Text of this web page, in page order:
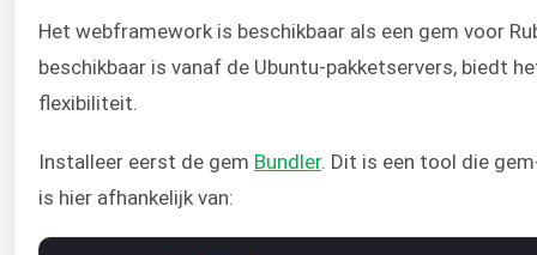
Het webframework is beschikbaar als een gem voor
beschikbaar is vanaf de Ubuntu-pakketservers, biedt
flexibiliteit.
Installeer eerst de gem Bundler. Dit is een tool die
is hier afhankelijk van: